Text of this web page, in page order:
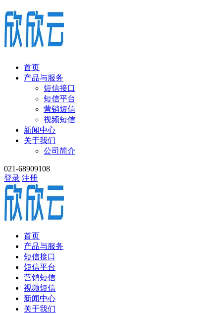
首页
产品与服务
短信接口
短信平台
营销短信
视频短信
新闻中心
关于我们
公司简介
021-68909108
登录 注册
首页
产品与服务
短信接口
短信平台
营销短信
视频短信
新闻中心
关于我们